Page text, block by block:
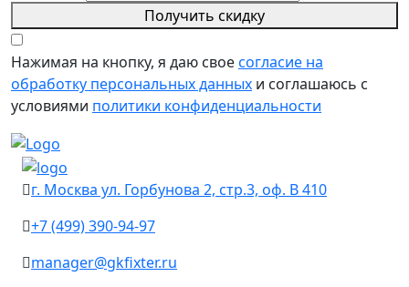
Получить скидку
Нажимая на кнопку, я даю своесогласие на
обработку персональных данных и соглашаюсь с
условиями политики конфиденциальности
г. Москва ул. Горбунова 2, стр.3, оф. В 410
+7 (499) 390-94-97
manager@gkfixter.ru